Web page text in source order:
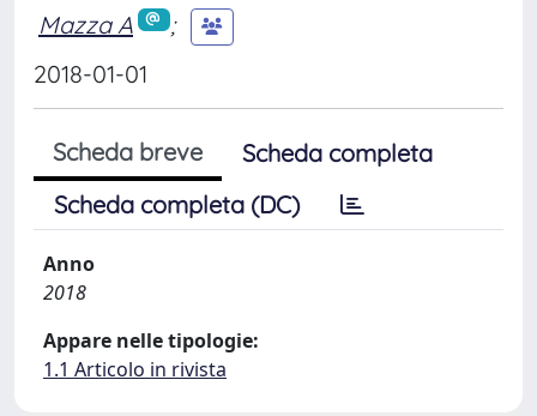
Mazza A
;
2018-01-01
Scheda breve
Scheda completa
Scheda completa (DC)
Anno
2018
Appare nelle tipologie:
1.1 Articolo in rivista